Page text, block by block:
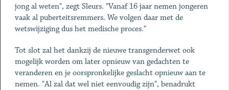
jong al weten", zegt Sleurs. "Vanaf 16 jaar nemen jongeren
vaak al puberteitsremmers. We volgen daar met de
wetswijziging dus het medische proces."
Tot slot zal het dankzij de nieuwe transgenderwet ook
mogelijk worden om later opnieuw van gedachten te
veranderen en je oorspronkelijke geslacht opnieuw aan te
nemen. "Al zal dat wel niet eenvoudig zijn", benadrukt